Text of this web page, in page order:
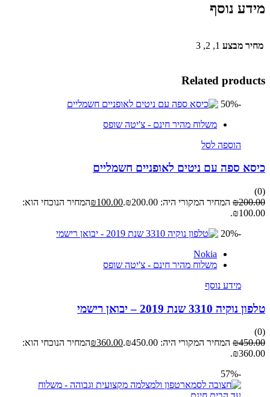
מידע נוסף
מחיר מבצע 1, 2, 3
Related products
-50%
משלוח מהיר חינם - צ'יטה שופס
הוספה לסל
כיסא ספה עם ניטים לאופניים חשמליים
(0)
₪200.00 המחיר המקורי היה: ₪200.00. ₪100.00
המחיר הנוכחי הוא:
₪100.00.
-20%
Nokia
משלוח מהיר חינם - צ'יטה שופס
מידע נוסף
טלפון נוקיה 3310 שנת 2019 – יבואן רישמי
(0)
₪450.00 המחיר המקורי היה: ₪450.00. ₪360.00
המחיר הנוכחי הוא:
₪360.00.
-57%